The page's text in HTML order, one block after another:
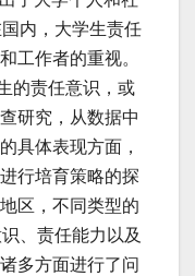
内，大学生责任
工作者的重视。
的责任意识，或
研究，从数据中
具体表现方面，
行培育策略的探
区，不同类型的
、责任能力以及
多方面进行了问